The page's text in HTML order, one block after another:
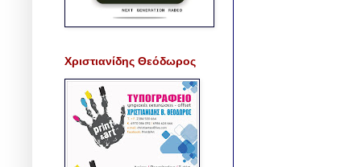
Χριστιανίδης Θεόδωρος